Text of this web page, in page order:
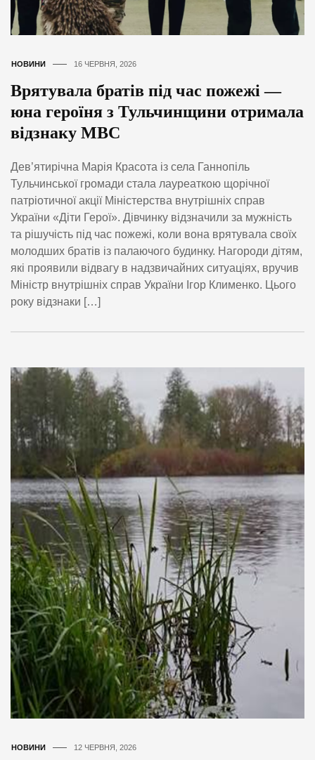
НОВИНИ 16 ЧЕРВНЯ, 2026
Врятувала братів під час пожежі —
юна героїня з Тульчинщини отримала
відзнаку МВС
Дев’ятирічна Марія Красота із села Ганнопіль
Тульчинської громади стала лауреаткою щорічної
патріотичної акції Міністерства внутрішніх справ
України «Діти Герої». Дівчинку відзначили за мужність
та рішучість під час пожежі, коли вона врятувала своїх
молодших братів із палаючого будинку. Нагороди дітям,
які проявили відвагу в надзвичайних ситуаціях, вручив
Міністр внутрішніх справ України Ігор Клименко. Цього
року відзнаки […]
НОВИНИ 12 ЧЕРВНЯ, 2026